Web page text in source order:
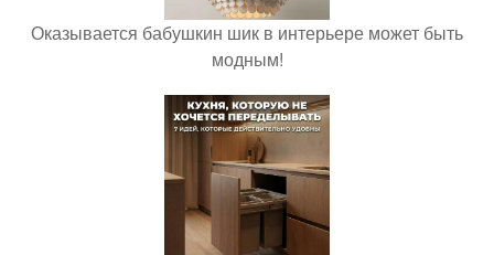
Оказывается бабушкин шик в интерьере может быть
модным!